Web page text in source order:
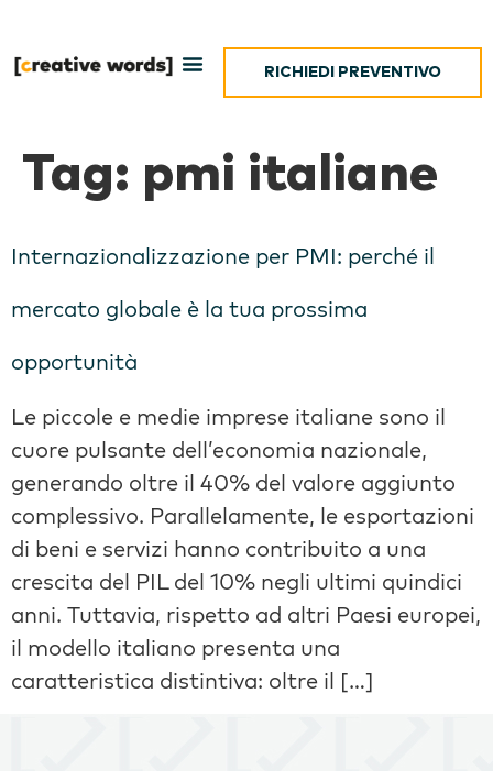
RICHIEDI PREVENTIVO
Tag: pmi italiane
Internazionalizzazione per PMI: perché il
mercato globale è la tua prossima
opportunità
Le piccole e medie imprese italiane sono il
cuore pulsante dell’economia nazionale,
generando oltre il 40% del valore aggiunto
complessivo. Parallelamente, le esportazioni
di beni e servizi hanno contribuito a una
crescita del PIL del 10% negli ultimi quindici
anni. Tuttavia, rispetto ad altri Paesi europei,
il modello italiano presenta una
caratteristica distintiva: oltre il […]